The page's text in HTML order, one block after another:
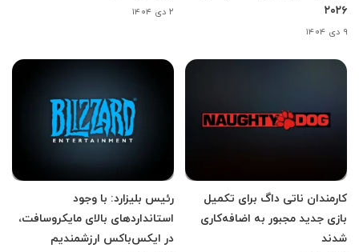
۲۰۲۶
۹ دی ۱۴۰۴
۲ دی ۱۴۰۴
کارمندان ناتی داگ برای تکمیل
بازی جدید مجبور به اضافه‌کاری
شدند
رئیس بلیزارد: با وجود
استانداردهای بالای مایکروسافت،
در ایکس‌باکس ارزشمندیم